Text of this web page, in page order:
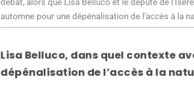
débat, alors que Lisa Belluco et le député de
automne pour une dépénalisation de l’accès à la
Lisa Belluco, dans quel contexte
dépénalisation de l’accès à la